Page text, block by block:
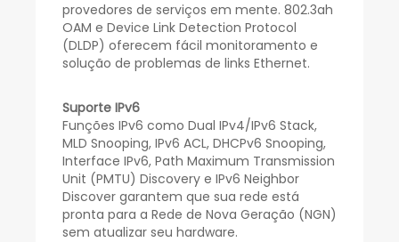
provedores de serviços em mente. 802.3ah
OAM e Device Link Detection Protocol
(DLDP) oferecem fácil monitoramento e
solução de problemas de links Ethernet.
Suporte IPv6
Funções IPv6 como Dual IPv4/IPv6 Stack,
MLD Snooping, IPv6 ACL, DHCPv6 Snooping,
Interface IPv6, Path Maximum Transmission
Unit (PMTU) Discovery e IPv6 Neighbor
Discover garantem que sua rede está
pronta para a Rede de Nova Geração (NGN)
sem atualizar seu hardware.